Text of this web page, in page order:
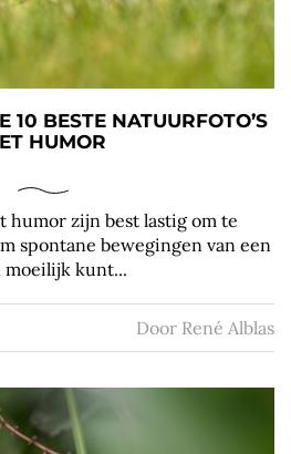
10 BESTE NATUURFOTO’S
HUMOR
humor zijn best lastig om te
spontane bewegingen van een
moeilijk kunt...
Door René Alblas